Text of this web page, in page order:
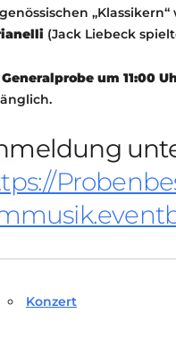
„Klassikern“
(Jack Liebeck
Generalprobe um 11:00
Konzert